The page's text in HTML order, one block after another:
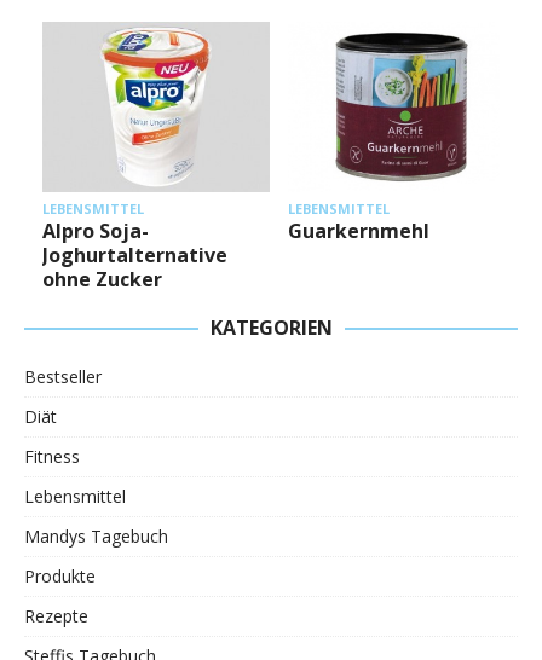
LEBENSMITTEL
Alpro Soja-
Joghurtalternative
ohne Zucker
LEBENSMITTEL
Guarkernmehl
KATEGORIEN
Bestseller
Diät
Fitness
Lebensmittel
Mandys Tagebuch
Produkte
Rezepte